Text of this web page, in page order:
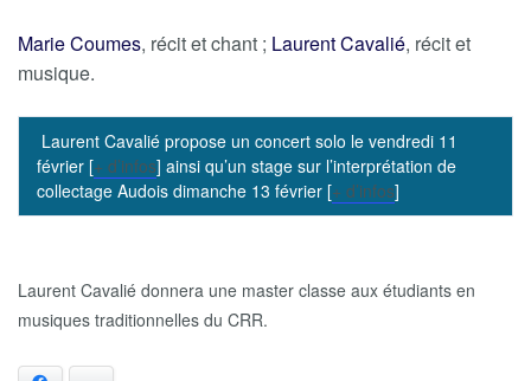
Marie Coumes, récit et chant ; Laurent Cavalié, récit et
musique.
Laurent Cavalié propose un concert solo le vendredi 11
février [+ d’infos] ainsi qu’un stage sur l’interprétation de
collectage Audois dimanche 13 février [+ d’infos]
Laurent Cavalié donnera une master classe aux étudiants en
musiques traditionnelles du CRR.